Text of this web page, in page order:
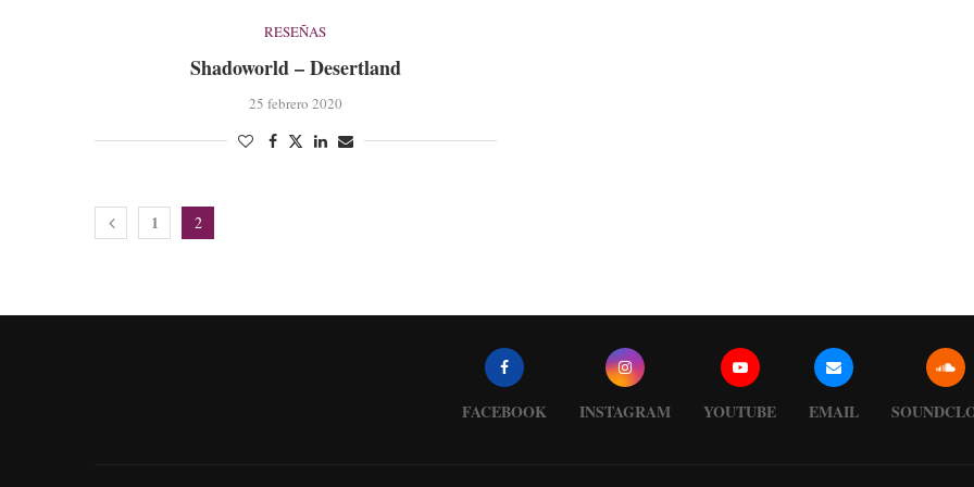
RESEÑAS
Shadoworld – Desertland
25 febrero 2020
1 2
FACEBOOK INSTAGRAM YOUTUBE EMAIL